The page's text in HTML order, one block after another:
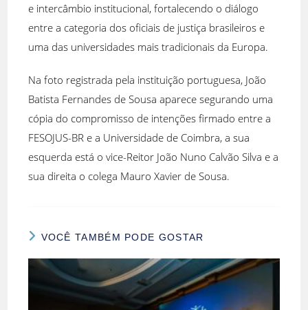
e intercâmbio institucional, fortalecendo o diálogo
entre a categoria dos oficiais de justiça brasileiros e
uma das universidades mais tradicionais da Europa.
Na foto registrada pela instituição portuguesa, João
Batista Fernandes de Sousa aparece segurando uma
cópia do compromisso de intenções firmado entre a
FESOJUS-BR e a Universidade de Coimbra, a sua
esquerda está o vice-Reitor João Nuno Calvão Silva e a
sua direita o colega Mauro Xavier de Sousa.
VOCÊ TAMBÉM PODE GOSTAR